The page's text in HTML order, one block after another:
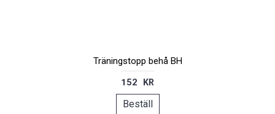
Träningstopp behå BH
152 KR
Beställ